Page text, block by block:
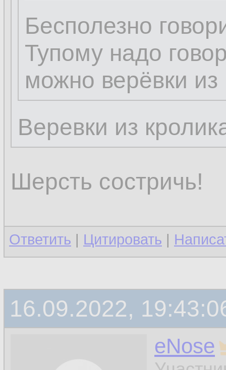
Труба Кролега
Кролег:
это, ламер, 90
Какой же ты
Бесполезно
Тупому надо
можно верёвки из
Веревки из
Шерсть состричь!
Ответить | Цитировать |
16.09.2022,
eNose